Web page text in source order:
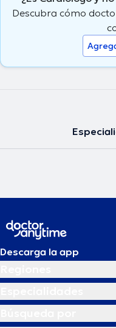
Descubra cómo
Descarga la app